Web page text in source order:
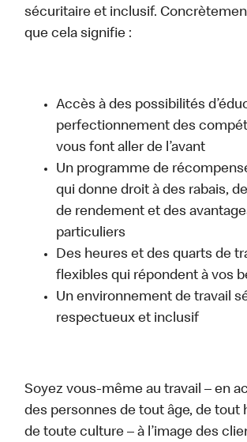
sécuritaire et inclusif.
que cela signifie :
Accès à des possibilités
perfectionnement des
vous font aller de l’avant
Un programme de
qui donne droit à des rabais,
de rendement et des
particuliers
Des heures et des quarts de
flexibles qui répondent à vos
Un environnement de travail
respectueux et inclusif
Soyez vous-même au travail – en
des personnes de tout âge, de tout
de toute culture – à l’image des